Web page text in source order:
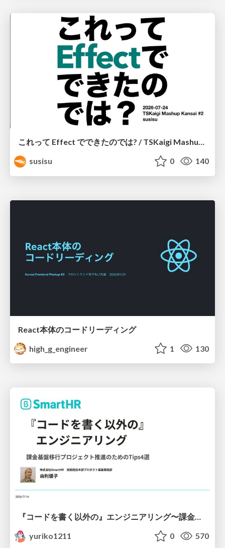
これって Effect でできたのでは? / TSKaigi Mashup Kansai #2
susisu
0 140
React本体のコードリーディング
high_g_engineer
1 130
『コードを書く以外の』エンジニアリング〜課金基盤移行プロジェクト推進のためのTips4選
yuriko1211
0 570